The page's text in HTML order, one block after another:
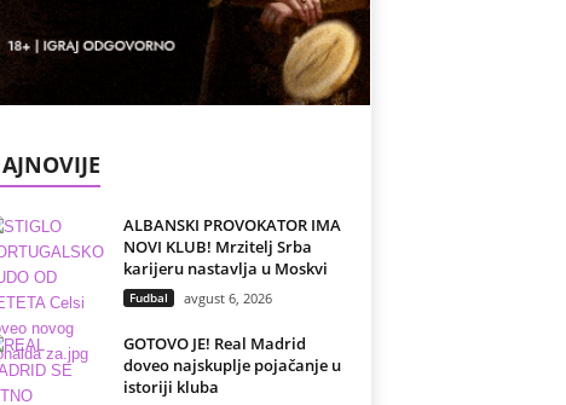
ALBANSKI PROVOKATOR IMA
NOVI KLUB! Mrzitelj Srba
karijeru nastavlja u Moskvi
Fudbal avgust 6, 2026
GOTOVO JE! Real Madrid
doveo najskuplje pojačanje u
istoriji kluba